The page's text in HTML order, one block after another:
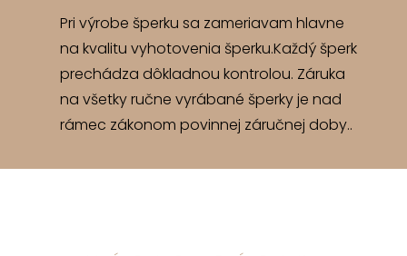
Pri výrobe šperku sa zameriavam hlavne
na kvalitu vyhotovenia šperku.Každý šperk
prechádza dôkladnou kontrolou. Záruka
na všetky ručne vyrábané šperky je nad
rámec zákonom povinnej záručnej doby..